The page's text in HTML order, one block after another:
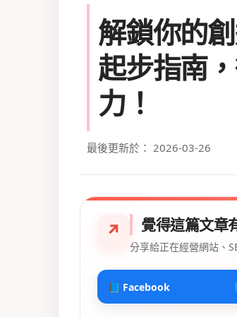
解鎖你的
起步指南
力！
最後更新於： 2026-03-26
↗ 覺得這篇文章
分享給正在經營網站、
📘 Facebook